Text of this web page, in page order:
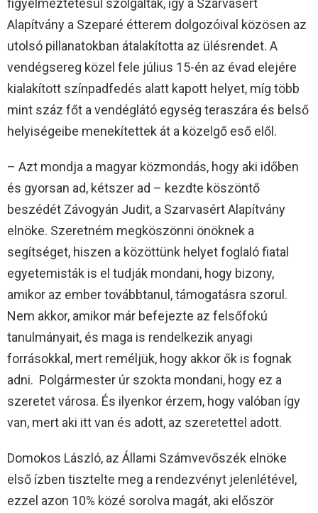
figyelmeztetésül szolgáltak, így a Szarvasért
Alapítvány a Szeparé étterem dolgozóival közösen az
utolsó pillanatokban átalakította az ülésrendet. A
vendégsereg közel fele július 15-én az évad elejére
kialakított színpadfedés alatt kapott helyet, míg több
mint száz főt a vendéglátó egység teraszára és belső
helyiségeibe menekítettek át a közelgő eső elől.
– Azt mondja a magyar közmondás, hogy aki időben
és gyorsan ad, kétszer ad – kezdte köszöntő
beszédét Závogyán Judit, a Szarvasért Alapítvány
elnöke. Szeretném megköszönni önöknek a
segítséget, hiszen a közöttünk helyet foglaló fiatal
egyetemisták is el tudják mondani, hogy bizony,
amikor az ember továbbtanul, támogatásra szorul.
Nem akkor, amikor már befejezte az felsőfokú
tanulmányait, és maga is rendelkezik anyagi
forrásokkal, mert reméljük, hogy akkor ők is fognak
adni. Polgármester úr szokta mondani, hogy ez a
szeretet városa. És ilyenkor érzem, hogy valóban így
van, mert aki itt van és adott, az szeretettel adott.
Domokos László, az Állami Számvevőszék elnöke
első ízben tisztelte meg a rendezvényt jelenlétével,
ezzel azon 10% közé sorolva magát, aki először